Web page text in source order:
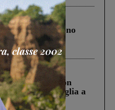
in cui morirono
Lo schianto, il
fra tir....
di Castiglion
ucciso la figlia a